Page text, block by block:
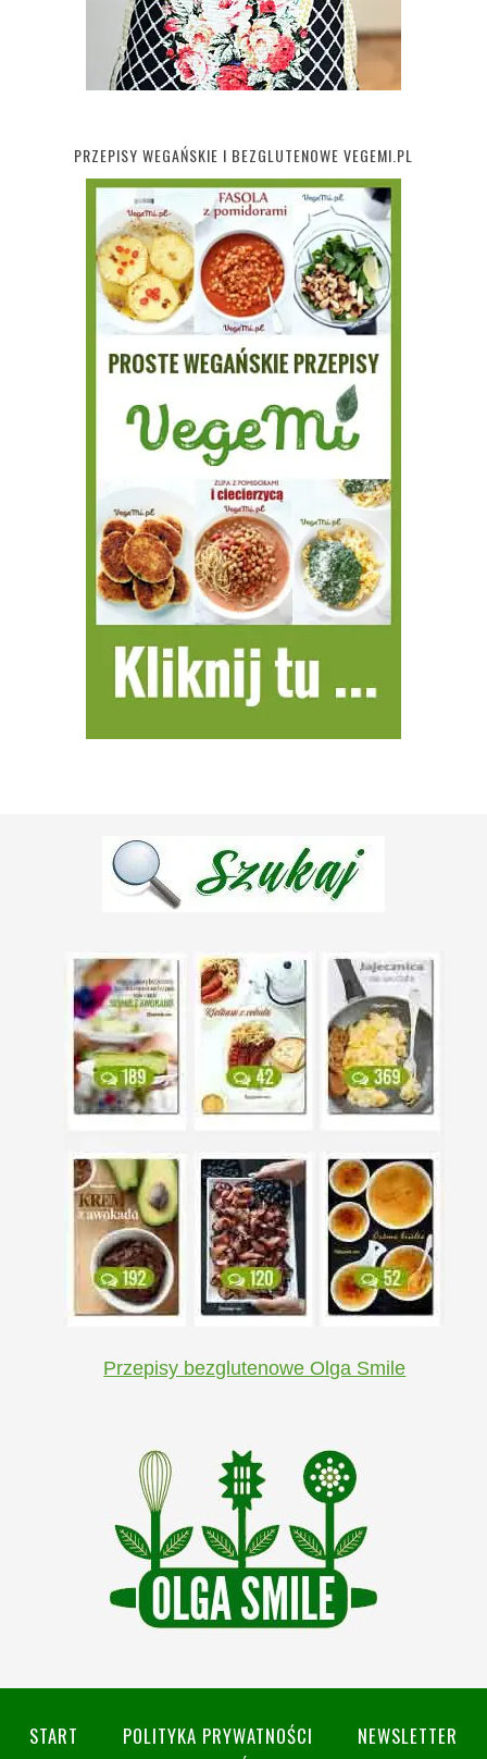
PRZEPISY WEGAŃSKIE I BEZGLUTENOWE VEGEMI.PL
Przepisy bezglutenowe Olga Smile
START POLITYKA PRYWATNOŚCI
NEWSLETTER